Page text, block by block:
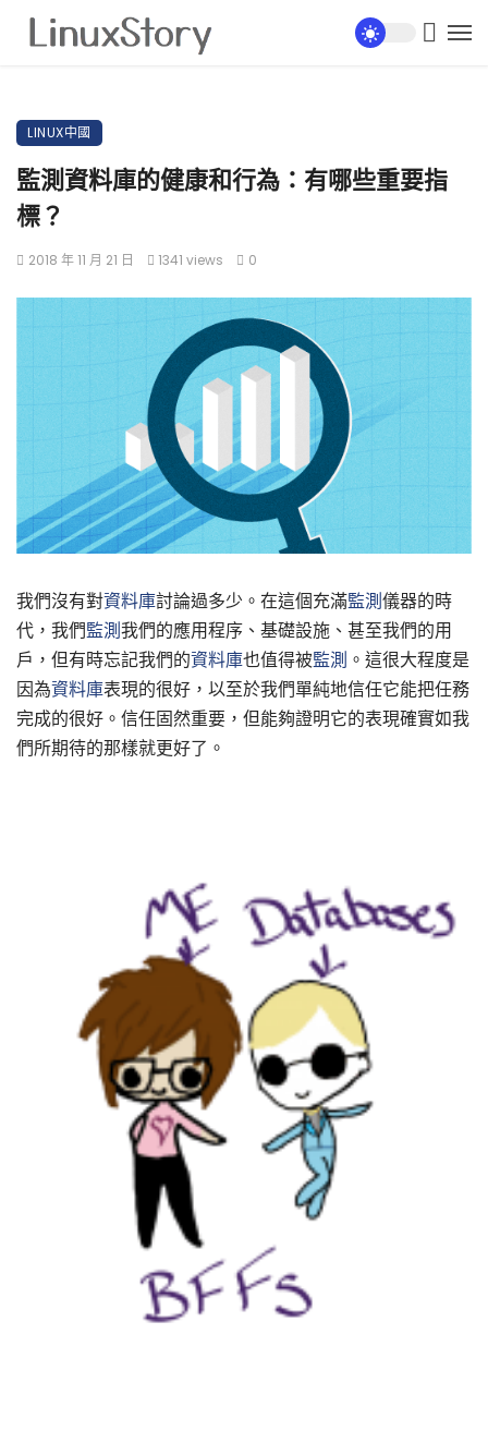
LINUX中國
監測資料庫的健康和行為：有哪些重要指
標？
2018 年 11 月 21 日 1341 views 0
我們沒有對資料庫討論過多少。在這個充滿監測儀器的時
代，我們監測我們的應用程序、基礎設施、甚至我們的用
戶，但有時忘記我們的資料庫也值得被監測 。這很大程度是
因為資料庫表現的很好，以至於我們單純地信任它能把任務
完成的很好。信任固然重要，但能夠證明它的表現確實如我
們所期待的那樣就更好了。